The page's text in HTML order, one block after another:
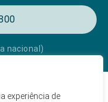
experiência de
nacional)